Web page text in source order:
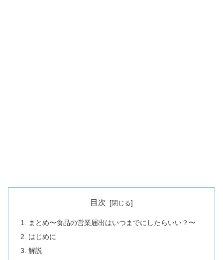
目次
まとめ〜食品の営業届出はいつまでにしたらいい？〜
はじめに
解説